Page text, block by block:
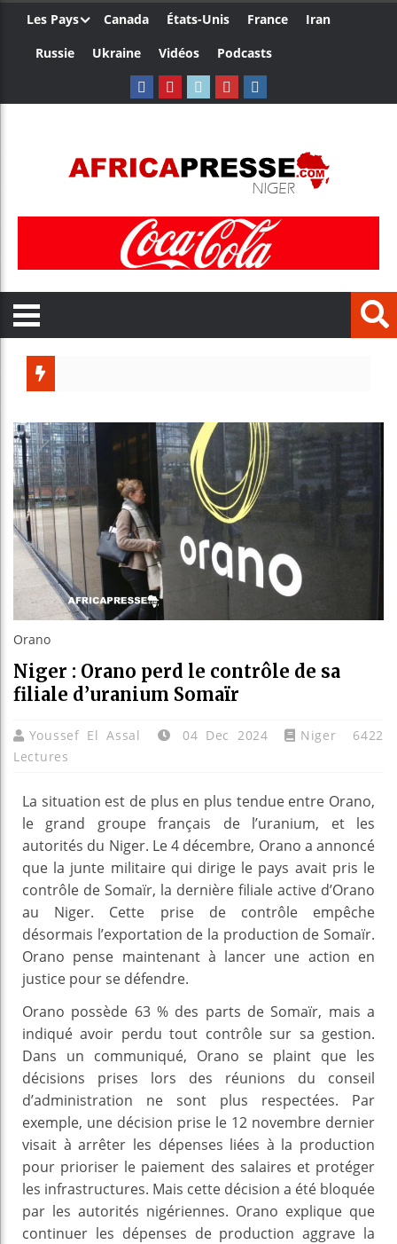
Les Pays Canada États-Unis France
Iran
Russie
Ukraine Vidéos Podcasts
Orano
Niger : Orano perd le contrôle de sa
filiale d’uranium Somaïr
Youssef El Assal 04 Dec 2024 Niger
6422
Lectures
La situation est de plus en plus tendue entre Orano,
le grand groupe français de l’uranium, et les
autorités du Niger. Le 4 décembre, Orano a annoncé
que la junte militaire qui dirige le pays avait pris le
contrôle de Somaïr, la dernière filiale active d’Orano
au Niger. Cette prise de contrôle empêche
désormais l’exportation de la production de Somaïr.
Orano pense maintenant à lancer une action en
justice pour se défendre.
Orano possède 63 % des parts de Somaïr, mais a
indiqué avoir perdu tout contrôle sur sa gestion.
Dans un communiqué, Orano se plaint que les
décisions prises lors des réunions du conseil
d’administration ne sont plus respectées. Par
exemple, une décision prise le 12 novembre dernier
visait à arrêter les dépenses liées à la production
pour prioriser le paiement des salaires et protéger
les infrastructures. Mais cette décision a été bloquée
par les autorités nigériennes. Orano explique que
continuer les dépenses de production aggrave la